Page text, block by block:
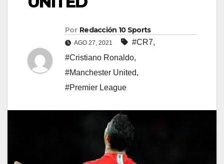
Por Redacción 10 Sports
AGO 27, 2021 #CR7,
#Cristiano Ronaldo,
#Manchester United,
#Premier League